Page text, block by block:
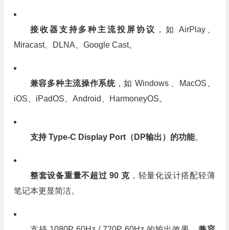
接收器支持多种主流投屏协议
，如 AirPlay、
Miracast、DLNA、Google Cast。
兼容多种主流操作系统，如 Windows 、MacOS、
iOS、iPadOS、Android、HarmoneyOS。
支持 Type-C Display Port（DP输出）的功能。
整套设备重量不超过 90 克，轻量化设计搭配轻薄
笔记本更显简洁。